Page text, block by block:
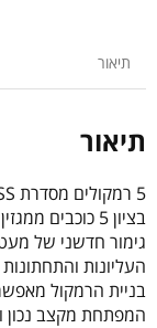
MONITOR
AUDIO
SET
תיאור
תיאור
בציון 5 כוכבים ממגזין WHAT HIFI.
גימור חדשני של
העליונות
בניית הרמקול
המפתחת מקצב נכון